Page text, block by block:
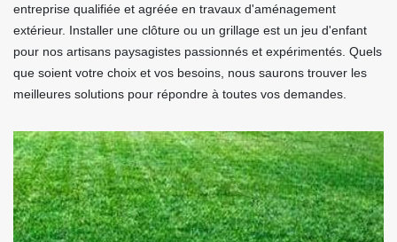
entreprise qualifiée et agréée en travaux d'aménagement
extérieur. Installer une clôture ou un grillage est un jeu d'enfant
pour nos artisans paysagistes passionnés et expérimentés. Quels
que soient votre choix et vos besoins, nous saurons trouver les
meilleures solutions pour répondre à toutes vos demandes.